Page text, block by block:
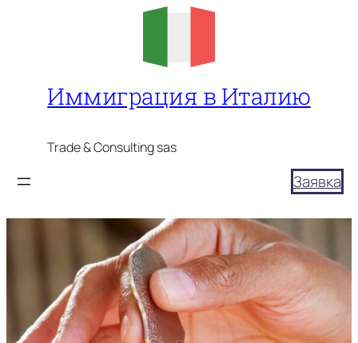
Иммиграция в Италию
Trade & Consulting sas
Заявка